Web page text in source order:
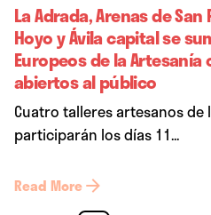
La Adrada, Arenas de
Hoyo y Ávila capital se
Europeos de la
abiertos al público
Cuatro talleres artesanos de
participarán los días 11...
Read More